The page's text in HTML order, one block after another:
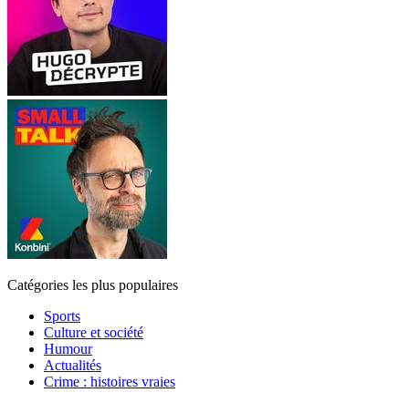
Catégories les plus populaires
Sports
Culture et société
Humour
Actualités
Crime : histoires vraies